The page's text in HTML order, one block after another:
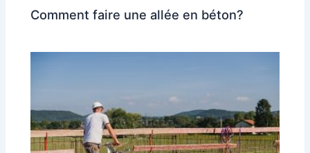
Comment faire une allée en béton?